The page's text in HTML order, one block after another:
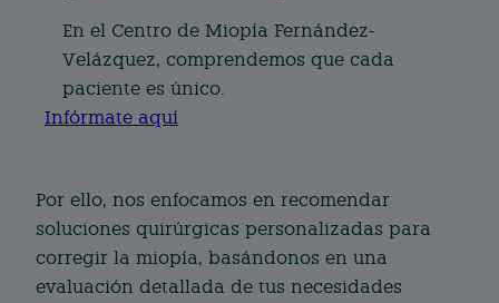
En el Centro de Miopía Fernández-
Velázquez, comprendemos que cada
paciente es único.
Infórmate aquí
Por ello, nos enfocamos en recomendar
soluciones quirúrgicas personalizadas para
corregir la miopía, basándonos en una
evaluación detallada de tus necesidades